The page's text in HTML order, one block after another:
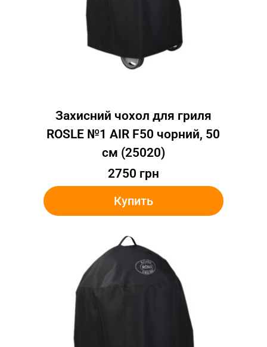
Захисний чохол для гриля
ROSLE №1 AIR F50 чорний, 50
см (25020)
2750 грн
Купить